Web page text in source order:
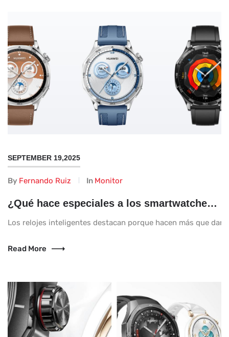
SEPTEMBER 19,2025
By Fernando Ruiz In Monitor
¿Qué hace especiales a los smartwatches en la vida diaria?
Los relojes inteligentes destacan porque hacen más que dar
Read More